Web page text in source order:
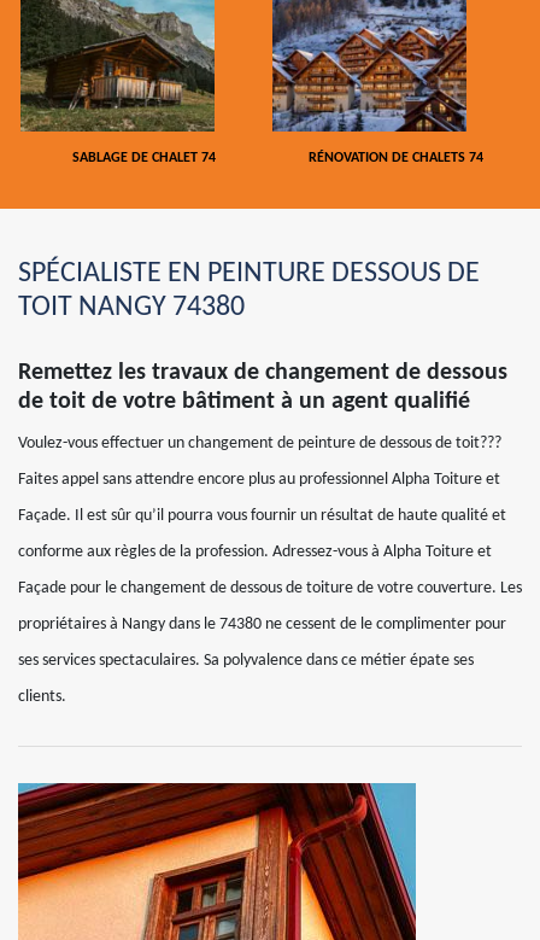
SABLAGE DE CHALET 74 RÉNOVATION DE CHALETS 74
SPÉCIALISTE EN PEINTURE DESSOUS DE
TOIT NANGY 74380
Remettez les travaux de changement de dessous
de toit de votre bâtiment à un agent qualifié
Voulez-vous effectuer un changement de peinture de dessous de toit???
Faites appel sans attendre encore plus au professionnel Alpha Toiture et
Façade. Il est sûr qu’il pourra vous fournir un résultat de haute qualité et
conforme aux règles de la profession. Adressez-vous à Alpha Toiture et
Façade pour le changement de dessous de toiture de votre couverture. Les
propriétaires à Nangy dans le 74380 ne cessent de le complimenter pour
ses services spectaculaires. Sa polyvalence dans ce métier épate ses
clients.